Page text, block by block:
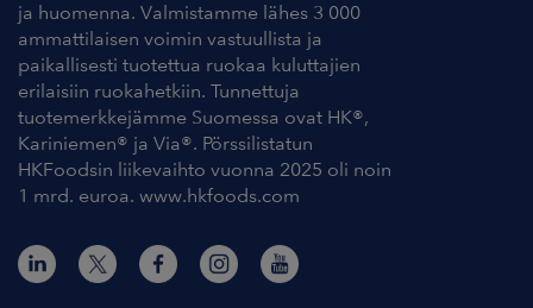
ja huomenna. Valmistamme lähes 3 000
ammattilaisen voimin vastuullista ja
paikallisesti tuotettua ruokaa kuluttajien
erilaisiin ruokahetkiin. Tunnettuja
tuotemerkkejämme Suomessa ovat HK®,
Kariniemen® ja Via®. Pörssilistatun
HKFoodsin liikevaihto vuonna 2025 oli noin
1 mrd. euroa. www.hkfoods.com